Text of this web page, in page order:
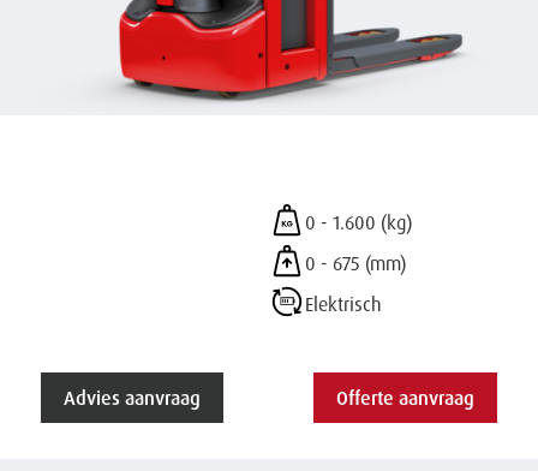
0 - 1.600 (kg)
0 - 675 (mm)
Elektrisch
Advies aanvraag Offerte aanvraag